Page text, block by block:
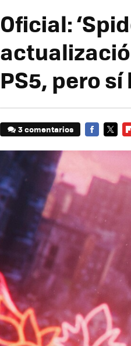
Oficial:
PS5, pero sí
3 comentarios